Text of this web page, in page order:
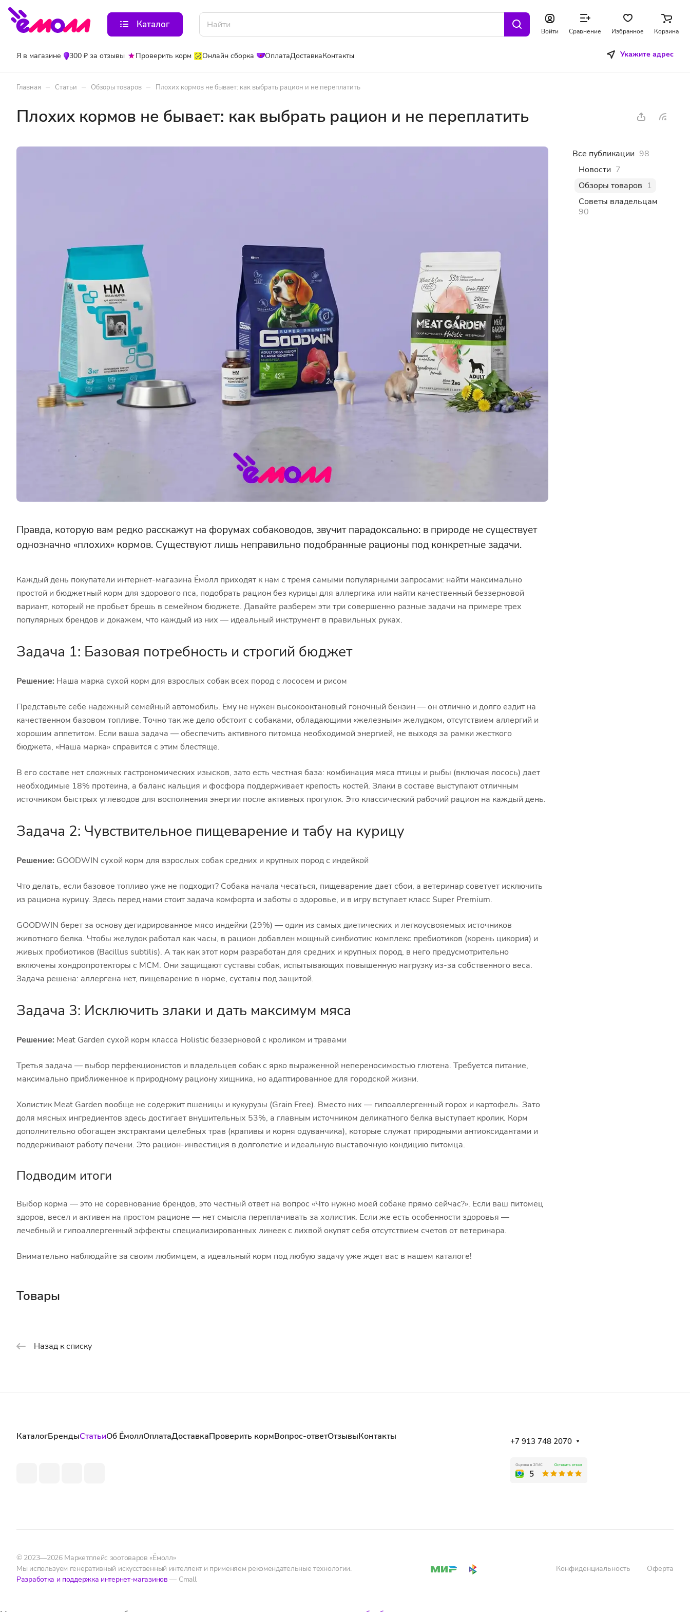
Каталог
Войти Сравнение Избранное Корзина
Я в магазине 300 ₽ за отзывы Проверить корм Онлайн сборка ОплатаДоставкаКонтакты Укажите адрес
Главная – Статьи – Обзоры товаров – Плохих кормов не бывает: как выбрать рацион и не переплатить
Плохих кормов не бывает: как выбрать рацион и не переплатить
Правда, которую вам редко расскажут на форумах собаководов, звучит парадоксально: в природе не существует
однозначно «плохих» кормов. Существуют лишь неправильно подобранные рационы под конкретные задачи.
Каждый день покупатели интернет-магазина Ёмолл приходят к нам с тремя самыми популярными запросами: найти максимально
простой и бюджетный корм для здорового пса, подобрать рацион без курицы для аллергика или найти качественный беззерновой
вариант, который не пробьет брешь в семейном бюджете. Давайте разберем эти три совершенно разные задачи на примере трех
популярных брендов и докажем, что каждый из них — идеальный инструмент в правильных руках.
Задача 1: Базовая потребность и строгий бюджет
Решение: Наша марка сухой корм для взрослых собак всех пород с лососем и рисом
Представьте себе надежный семейный автомобиль. Ему не нужен высокооктановый гоночный бензин — он отлично и долго ездит на
качественном базовом топливе. Точно так же дело обстоит с собаками, обладающими «железным» желудком, отсутствием аллергий и
хорошим аппетитом. Если ваша задача — обеспечить активного питомца необходимой энергией, не выходя за рамки жесткого
бюджета, «Наша марка» справится с этим блестяще.
В его составе нет сложных гастрономических изысков, зато есть честная база: комбинация мяса птицы и рыбы (включая лосось) дает
необходимые 18% протеина, а баланс кальция и фосфора поддерживает крепость костей. Злаки в составе выступают отличным
источником быстрых углеводов для восполнения энергии после активных прогулок. Это классический рабочий рацион на каждый день.
Задача 2: Чувствительное пищеварение и табу на курицу
Решение: GOODWIN сухой корм для взрослых собак средних и крупных пород с индейкой
Что делать, если базовое топливо уже не подходит? Собака начала чесаться, пищеварение дает сбои, а ветеринар советует исключить
из рациона курицу. Здесь перед нами стоит задача комфорта и заботы о здоровье, и в игру вступает класс Super Premium.
GOODWIN берет за основу дегидрированное мясо индейки (29%) — один из самых диетических и легкоусвояемых источников
животного белка. Чтобы желудок работал как часы, в рацион добавлен мощный синбиотик: комплекс пребиотиков (корень цикория) и
живых пробиотиков (Bacillus subtilis). А так как этот корм разработан для средних и крупных пород, в него предусмотрительно
включены хондропротекторы с МСМ. Они защищают суставы собак, испытывающих повышенную нагрузку из-за собственного веса.
Задача решена: аллергена нет, пищеварение в норме, суставы под защитой.
Задача 3: Исключить злаки и дать максимум мяса
Решение: Meat Garden сухой корм класса Holistic беззерновой с кроликом и травами
Третья задача — выбор перфекционистов и владельцев собак с ярко выраженной непереносимостью глютена. Требуется питание,
максимально приближенное к природному рациону хищника, но адаптированное для городской жизни.
Холистик Meat Garden вообще не содержит пшеницы и кукурузы (Grain Free). Вместо них — гипоаллергенный горох и картофель. Зато
доля мясных ингредиентов здесь достигает внушительных 53%, а главным источником деликатного белка выступает кролик. Корм
дополнительно обогащен экстрактами целебных трав (крапивы и корня одуванчика), которые служат природными антиоксидантами и
поддерживают работу печени. Это рацион-инвестиция в долголетие и идеальную выставочную кондицию питомца.
Подводим итоги
Выбор корма — это не соревнование брендов, это честный ответ на вопрос «Что нужно моей собаке прямо сейчас?». Если ваш питомец
здоров, весел и активен на простом рационе — нет смысла переплачивать за холистик. Если же есть особенности здоровья —
лечебный и гипоаллергенный эффекты специализированных линеек с лихвой окупят себя отсутствием счетов от ветеринара.
Внимательно наблюдайте за своим любимцем, а идеальный корм под любую задачу уже ждет вас в нашем каталоге!
Товары
Назад к списку
Все публикации 98
Новости 7
Обзоры товаров 1
Советы владельцам
90
КаталогБрендыСтатьиОб ЁмоллОплатаДоставкаПроверить кормВопрос-ответОтзывыКонтакты +7 913 748 2070
© 2023—2026 Маркетплейс зоотоваров «Ёмолл»
Мы используем генеративный искусственный интеллект и применяем рекомендательные технологии.
Разработка и поддержка интернет-магазинов — Cmall
Конфиденциальность Оферта